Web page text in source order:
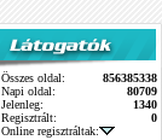
Összes oldal:
856385338
Napi oldal:
80709
Jelenleg:
1340
Regisztrált:
0
Online regisztráltak: